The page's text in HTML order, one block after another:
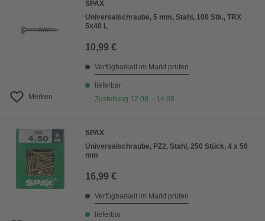
Merken
SPAX
Universalschraube, 5 mm, Stahl, 100 Stk., TRX
5x40 L
10,99 €
Verfügbarkeit im Markt prüfen
lieferbar
Zustellung 12.08. - 14.08.
SPAX
Universalschraube, PZ2, Stahl, 250 Stück, 4 x 50
mm
16,99 €
Verfügbarkeit im Markt prüfen
lieferbar